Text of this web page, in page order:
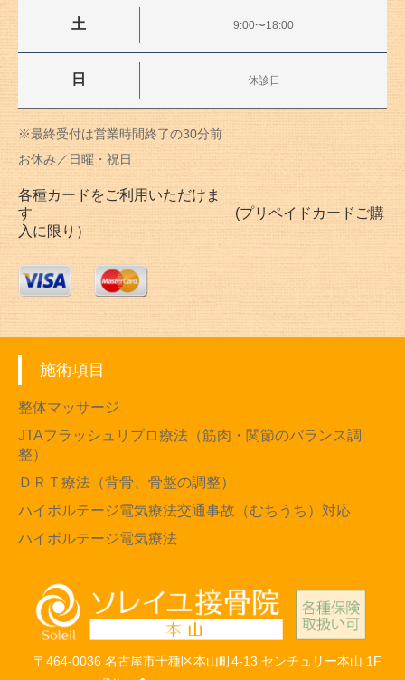
土 9:00〜18:00
日 休診日
※最終受付は営業時間終了の30分前
お休み／日曜・祝日
各種カードをご利用いただけま
す (プリペイドカードご購
入に限り）
施術項目
整体マッサージ
JTAフラッシュリプロ療法（筋肉・関節のバランス調
整）
ＤＲＴ療法（背骨、骨盤の調整）
ハイボルテージ電気療法交通事故（むちうち）対応
ハイボルテージ電気療法
〒464-0036 名古屋市千種区本山町4-13 センチュリー本山 1F